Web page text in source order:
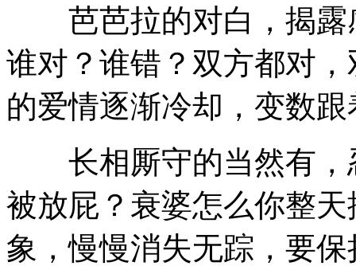
芭芭拉的对白，揭露
谁对？谁错？双方都对
的爱情逐渐冷却，变数
长相厮守的当然有，
被放屁？衰婆怎么你整
象，慢慢消失无踪，要